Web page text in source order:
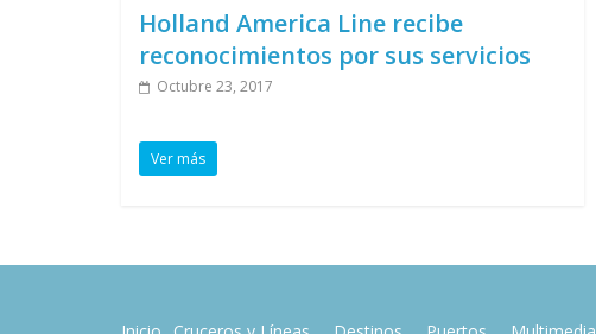
Holland America Line recibe
reconocimientos por sus servicios
Octubre 23, 2017
Ver más